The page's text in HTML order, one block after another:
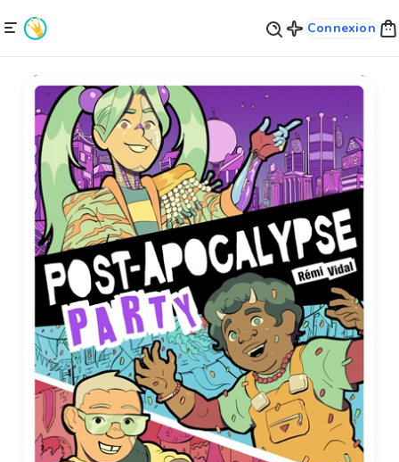
Connexion